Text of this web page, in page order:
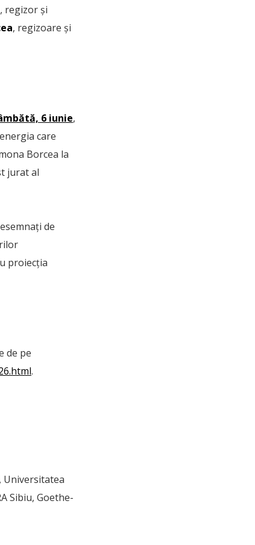
, regizor și
, regizoare și
6 iunie,
care
Borcea la
jurat al
de
proiecția
de pe
.
Sibiu, Goethe-